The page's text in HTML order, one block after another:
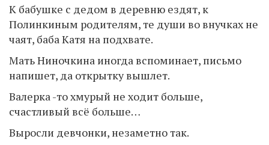
К бабушке с дедом в деревню ездят, к
Полинкиным родителям, те души во внучках не
чаят, баба Катя на подхвате.
Мать Ниночкина иногда вспоминает, письмо
напишет, да открытку вышлет.
Валерка -то хмурый не ходит больше,
счастливый всё больше…
Выросли девчонки, незаметно так.